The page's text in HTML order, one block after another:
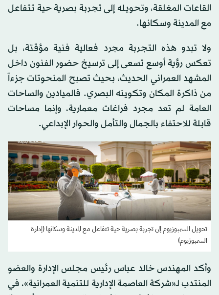
القاعات المغلقة، وتحويله إلى تجربة بصرية حية تتفاعل
مع المدينة وسكانها.
ولا تبدو هذه التجربة مجرد فعالية فنية مؤقتة، بل
تعكس رؤية أوسع تسعى إلى ترسيخ حضور الفنون داخل
المشهد العمراني الحديث، بحيث تصبح المنحوتات جزءاً
من ذاكرة المكان وتكوينه البصري. فالميادين والساحات
العامة لم تعد مجرد فراغات معمارية، وإنما مساحات
قابلة للاحتفاء بالجمال والتأمل والحوار الإبداعي.
تحويل السمبوزيوم إلى تجربة بصرية حية تتفاعل مع المدينة وسكانها (إدارة
السمبوزيوم)
وأكد المهندس خالد عباس رئيس مجلس الإدارة والعضو
المنتدب لـ«شركة العاصمة الإدارية للتنمية العمرانية»، في